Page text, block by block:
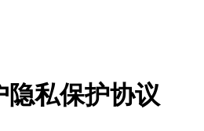
隐私保护协议